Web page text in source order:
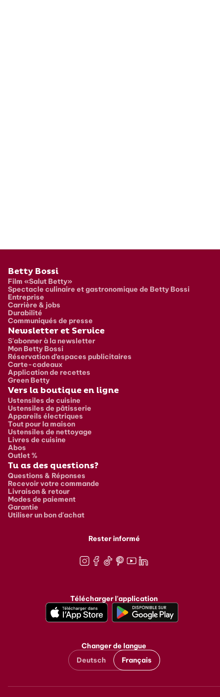
Pied de page
Betty Bossi
Film «Salut Betty»
Spectacle culinaire et gastronomique de Betty Bossi
Entreprise
Carrière & jobs
Durabilité
Communiqués de presse
Newsletter et Service
S'abonner à la newsletter
Mon Betty Bossi
Réservation d’espaces publicitaires
Carte-cadeaux
Application de recettes
Green Betty
Vers la boutique en ligne
Ustensiles de cuisine
Ustensiles de pâtisserie
Appareils électriques
Tout pour la maison
Ustensiles de nettoyage
Livres de cuisine
Abos
Outlet %
Tu as des questions?
Questions & Réponses
Recevoir votre commande
Livraison & retour
Modes de paiement
Garantie
Utiliser un bon d'achat
Rester informé
Télécharger l'application
Changer de langue
Deutsch
Français